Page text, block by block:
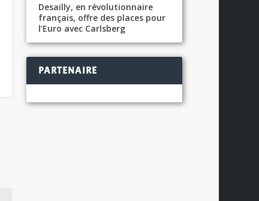
Desailly, en révolutionnaire
français, offre des places pour
l’Euro avec Carlsberg
PARTENAIRE